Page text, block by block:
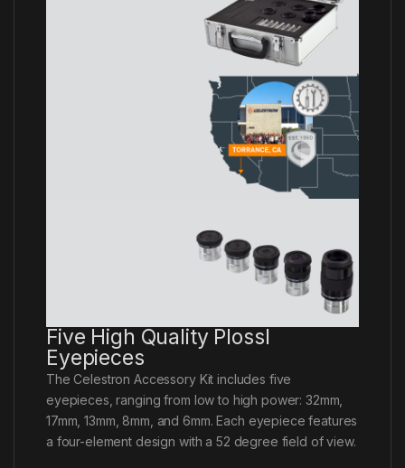
Five High Quality Plossl
Eyepieces
The Celestron Accessory Kit includes five
eyepieces, ranging from low to high power: 32mm,
17mm, 13mm, 8mm, and 6mm. Each eyepiece features
a four-element design with a 52 degree field of view.